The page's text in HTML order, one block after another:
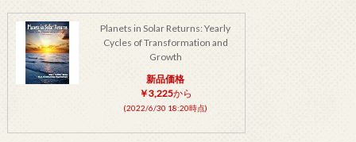
Planets in Solar Returns: Yearly
Cycles of Transformation and
Growth
新品価格
￥3,225から
(2022/6/30 18:20時点)